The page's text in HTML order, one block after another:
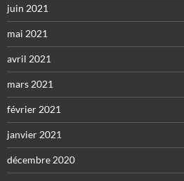
juin 2021
mai 2021
avril 2021
mars 2021
février 2021
janvier 2021
décembre 2020